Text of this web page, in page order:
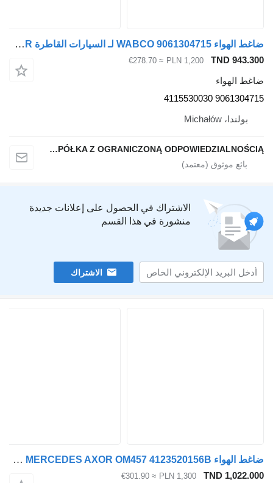
ضاغط الهواء WABCO 9061304715 لـ السيارات القاطرة Mercedes-Benz ATEGO AXOR
TND 943.300
PLN 1,200
≈ €278.70
ضاغط الهواء
9061304715 4115530030
بولندا، Michałów
QINDITO SPÓŁKA Z OGRANICZONĄ ODPOWIEDZIALNOŚCIĄ
الاشتراك في الحصول على إعلانات جديدة
منشورة في هذا القسم
الاشتراك
ضاغط الهواء WABCO KOMPRESOR SPRĘŻARKA POWIETRZA MERCEDES AXOR OM457 4123520156B لـ السيارات القاطرة Mercedes-Benz AXOR
TND 1,022.000
PLN 1,300
≈ €301.90